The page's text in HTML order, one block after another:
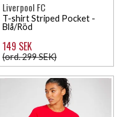
Liverpool FC
T-shirt Striped Pocket -
Blå/Röd
149 SEK
(ord. 299 SEK)